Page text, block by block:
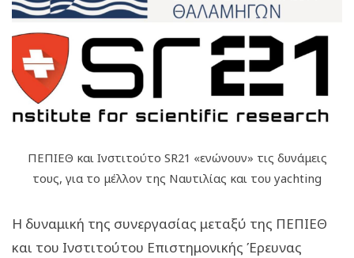
ΠΕΠΙΕΘ και Ινστιτούτο SR21 «ενώνουν» τις δυνάμεις
τους, για το μέλλον της Ναυτιλίας και του yachting
Η δυναμική της συνεργασίας μεταξύ της ΠΕΠΙΕΘ
και του Ινστιτούτου Επιστημονικής Έρευνας